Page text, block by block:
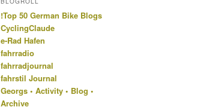
!Top 50 German Bike Blogs
CyclingClaude
e-Rad Hafen
fahrradio
fahrradjournal
fahrstil Journal
Georgs • Activity • Blog •
Archive